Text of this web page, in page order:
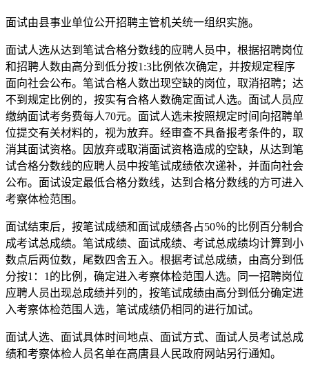
面试由县事业单位公开招聘主管机关统一组织实施。
面试人选从达到笔试合格分数线的应聘人员中，根据招聘岗位
和招聘人数由高分到低分按1:3比例依次确定，并按规定程序
面向社会公布。笔试合格人数出现空缺的岗位，取消招聘；达
不到规定比例的，按实有合格人数确定面试人选。面试人员应
缴纳面试考务费每人70元。面试人选未按照规定时间向招聘单
位提交有关材料的，视为放弃。经审查不具备报考条件的，取
消其面试资格。因放弃或取消面试资格造成的空缺，从达到笔
试合格分数线的应聘人员中按笔试成绩依次递补，并面向社会
公布。面试设定最低合格分数线，达到合格分数线的方可进入
考察体检范围。
面试结束后，按笔试成绩和面试成绩各占50％的比例百分制合
成考试总成绩。笔试成绩、面试成绩、考试总成绩均计算到小
数点后两位数，尾数四舍五入。根据考试总成绩，由高分到低
分按1：1的比例，确定进入考察体检范围人选。同一招聘岗位
应聘人员出现总成绩并列的，按笔试成绩由高分到低分确定进
入考察体检范围人选，笔试成绩仍相同的进行加试。
面试人选、面试具体时间地点、面试方式、面试人员考试总成
绩和考察体检人员名单在高唐县人民政府网站另行通知。